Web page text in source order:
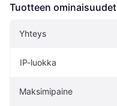
Tuotteen ominaisuudet
Yhteys
IP-luokka
Maksimipaine